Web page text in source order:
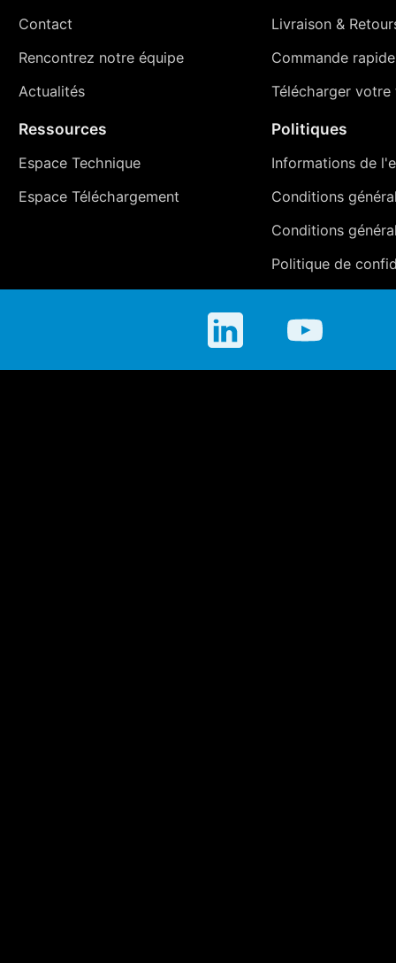
Contact
Rencontrez notre équipe
Actualités
Livraison&
Commande rapide
Télécharger votre
Ressources
Espace Technique
Espace Téléchargement
Politiques
Informations de
Conditions
Conditions
Politique de